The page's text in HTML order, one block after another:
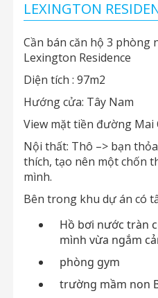
LEXINGTON
Cần bán căn hộ 3 phòng
Lexington Residence
Diện tích : 97m2
Hướng cửa: Tây Nam
View mặt tiền đường Mai
Nội thất: Thô –> bạn
thích, tạo nên một chốn
mình.
Bên trong khu dự án có
Hồ bơi nước tràn
mình vừa ngắm
phòng gym
trường mầm non